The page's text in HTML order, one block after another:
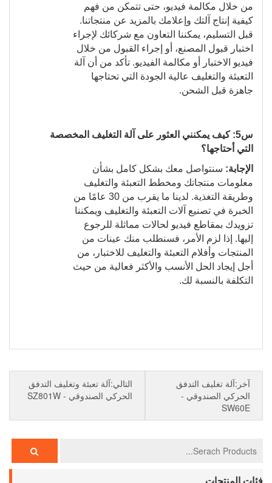
من خلال مكالمة فيديو، حتى تتمكن من فهم
كيفية إنتاج آلتك وإعلامك بالمزيد عن منتجاتنا.
قبل التسليم، يمكننا التعاون مع شركائك لإجراء
اختبار قبول المصنع، أو إجراء القبول من خلال
فيديو الاختبار أو مكالمة الفيديو. تأكد من أن آلة
التعبئة والتغليف عالية الجودة التي تحتاجها
جاهزة قبل الشحن.
س5: كيف يمكنني العثور على آلة التغليف المخصصة
التي أحتاجها؟
الإجابة: سنتواصل معك بشكل كامل بشأن
معلومات منتجاتك ومخطط التعبئة والتغليف
وطريقة التغذية. لدينا ما يقرب من 30 عامًا من
الخبرة في تصنيع آلات التعبئة والتغليف ويمكننا
تزويدك بمقاطع فيديو لحالات مماثلة للرجوع
إليها. إذا لزم الأمر، فسنطلب منك عينات من
المنتجات وأفلام التعبئة والتغليف للاختبار، من
أجل إيجاد الحل الأنسب والأكثر فعالية من حيث
التكلفة بالنسبة لك.
آخر:آلة تغليف التدفق
الحركي الصندوقي -
SW60E
التالي:آلة تعبئة وتغليف التدفق
الحركي الصندوقي - SZ801W
فئات المنتجات